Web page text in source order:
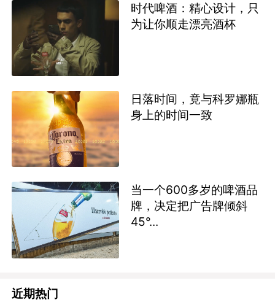
时代啤酒：精心设计，只
为让你顺走漂亮酒杯
日落时间，竟与科罗娜瓶
身上的时间一致
当一个600多岁的啤酒品
牌，决定把广告牌倾斜
45°...
近期热门